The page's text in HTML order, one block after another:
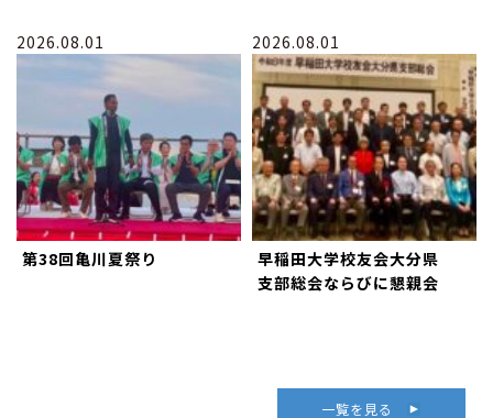
2026.08.01
第38回亀川夏祭り
2026.08.01
早稲田大学校友会大分県
支部総会ならびに懇親会
一覧を見る